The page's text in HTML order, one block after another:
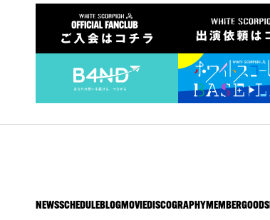
NEWSSCHEDULE BLOGMOVIE DISCOGRAPHY MEMBERGOODS